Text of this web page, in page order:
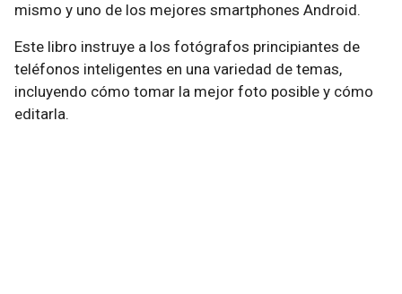
mismo y uno de los mejores smartphones Android.
Este libro instruye a los fotógrafos principiantes de
teléfonos inteligentes en una variedad de temas,
incluyendo cómo tomar la mejor foto posible y cómo
editarla.